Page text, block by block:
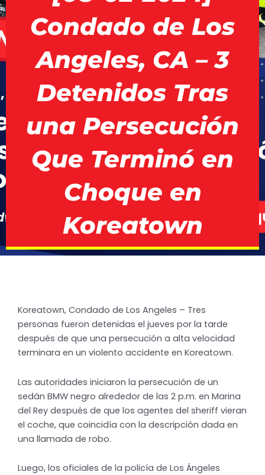
Condado de Los
Angeles, CA – 3
Detenidos Tras
una Persecución
Que Terminó en
Choque en
Koreatown
Koreatown, Condado de Los Angeles – Tres
personas fueron detenidas el jueves por la tarde
después de que una persecución a alta velocidad
terminara en un violento accidente en Koreatown.
Las autoridades iniciaron la persecución de un
sedán BMW negro alrededor de las 2 p.m. en Marina
del Rey después de que los agentes del sheriff vieran
el coche, que coincidía con la descripción dada en
una llamada de robo.
Luego, los oficiales de la policía de Los Ángeles